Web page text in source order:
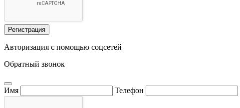
Регистрация
Авторизация с помощью соцсетей
Обратный звонок
Имя Телефон